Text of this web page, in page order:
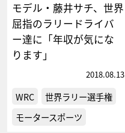
モデル・藤井サチ、世界
屈指のラリードライバ
ー達に「年収が気にな
ります」
2018.08.13
WRC
世界ラリー選手権
モータースポーツ